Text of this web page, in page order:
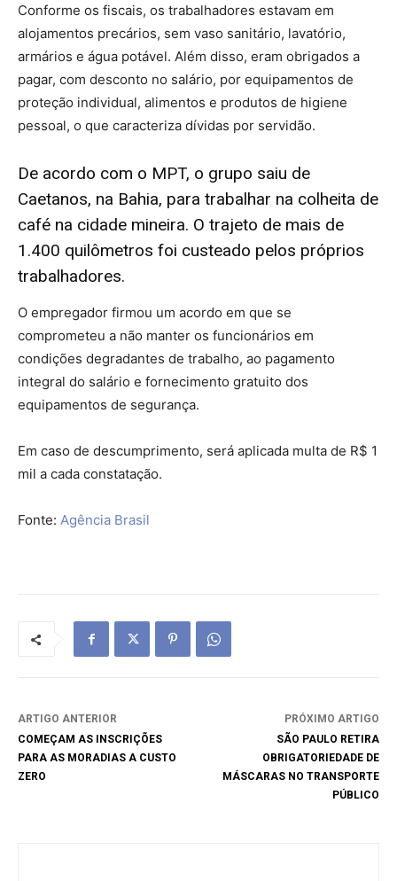
Conforme os fiscais, os trabalhadores estavam em
alojamentos precários, sem vaso sanitário, lavatório,
armários e água potável. Além disso, eram obrigados a
pagar, com desconto no salário, por equipamentos de
proteção individual, alimentos e produtos de higiene
pessoal, o que caracteriza dívidas por servidão.
De acordo com o MPT, o grupo saiu de
Caetanos, na Bahia, para trabalhar na colheita de
café na cidade mineira. O trajeto de mais de
1.400 quilômetros foi custeado pelos próprios
trabalhadores.
O empregador firmou um acordo em que se
comprometeu a não manter os funcionários em
condições degradantes de trabalho, ao pagamento
integral do salário e fornecimento gratuito dos
equipamentos de segurança.
Em caso de descumprimento, será aplicada multa de R$ 1
mil a cada constatação.
Fonte: Agência Brasil
ARTIGO ANTERIOR
COMEÇAM AS INSCRIÇÕES
PARA AS MORADIAS A CUSTO
ZERO
PRÓXIMO ARTIGO
SÃO PAULO RETIRA
OBRIGATORIEDADE DE
MÁSCARAS NO TRANSPORTE
PÚBLICO